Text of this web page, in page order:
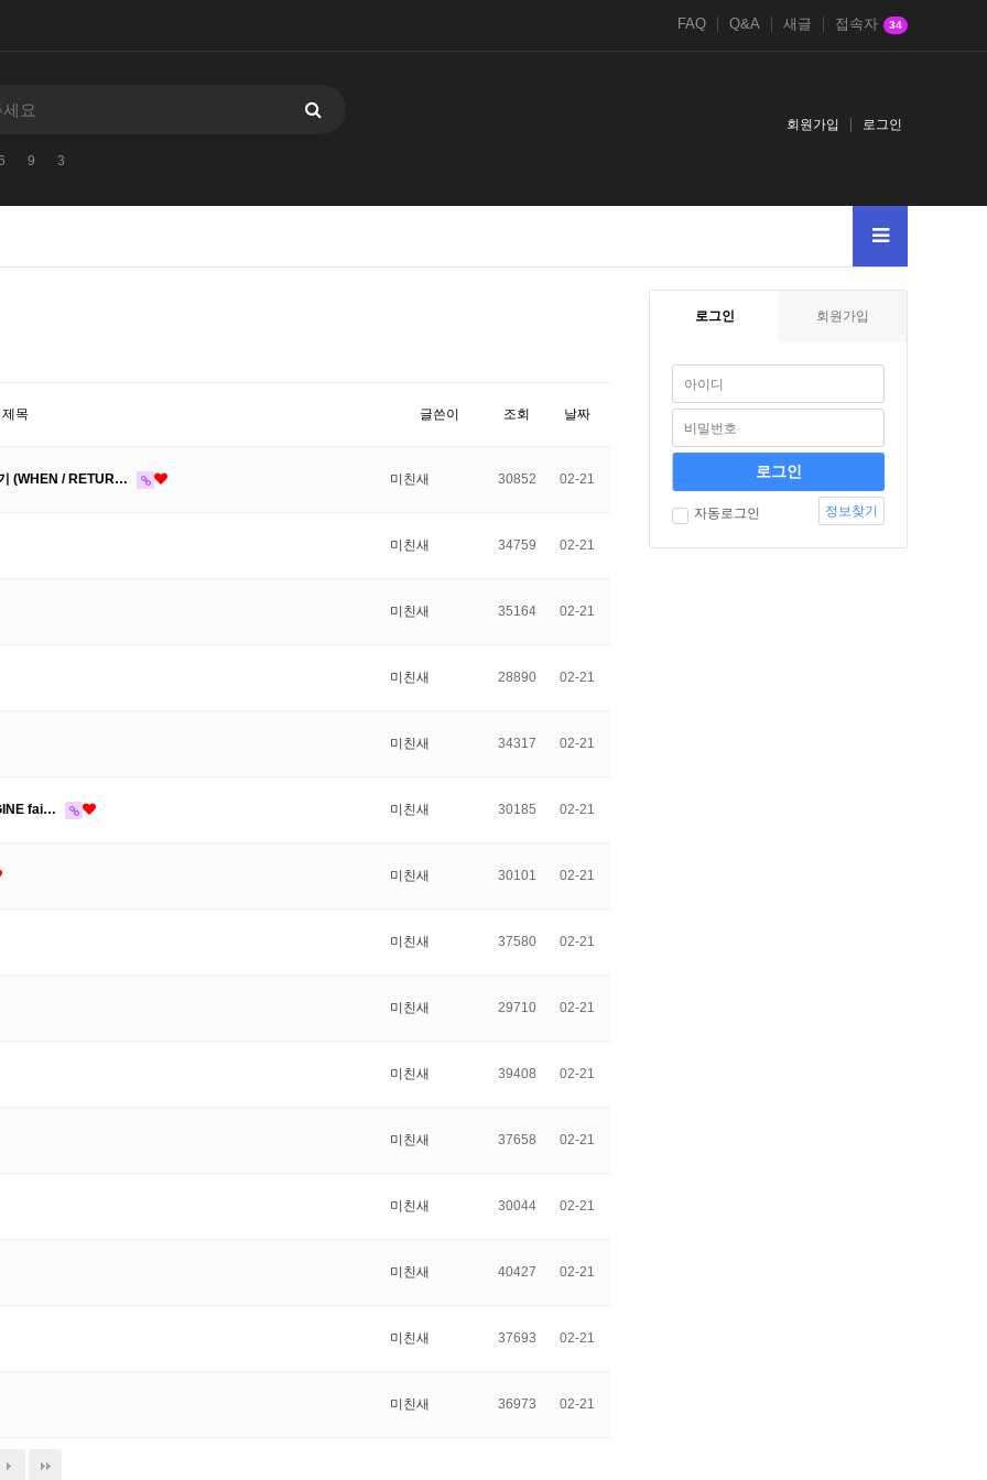
FAQ Q&A 새글 접속자 34
9 3
회원가입 로그인
제목 글쓴이 조회 날짜
(WHEN / RETUR… 미친새 30852 02-21
미친새 34759 02-21
미친새 35164 02-21
미친새 28890 02-21
미친새 34317 02-21
fai… 미친새 30185 02-21
미친새 30101 02-21
미친새 37580 02-21
미친새 29710 02-21
미친새 39408 02-21
미친새 37658 02-21
미친새 30044 02-21
미친새 40427 02-21
미친새 37693 02-21
미친새 36973 02-21
로그인 회원가입
자동로그인 정보찾기